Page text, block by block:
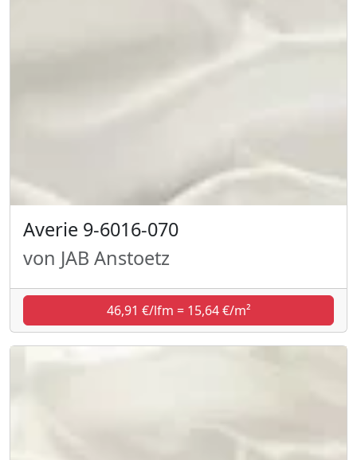
Averie 9-6016-070
von JAB Anstoetz
46,91 €/lfm = 15,64 €/m²